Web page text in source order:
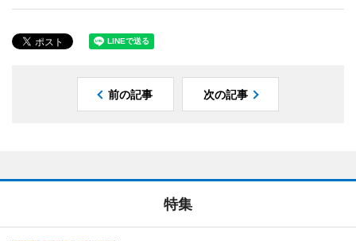
前の記事 次の記事
特集